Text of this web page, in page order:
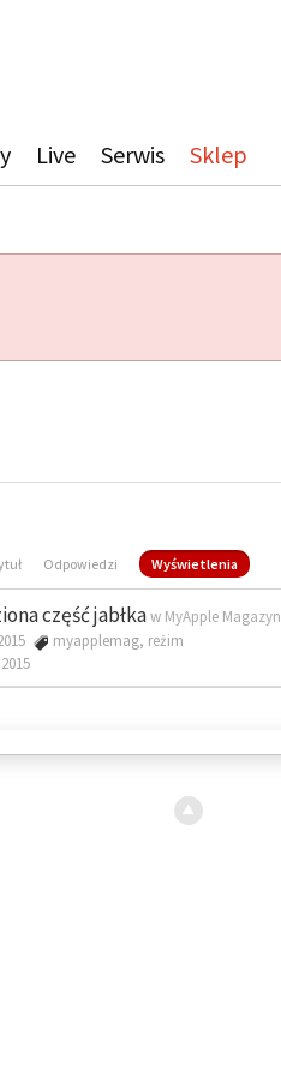
Live Serwis Sklep
Odpowiedzi Wyświetlenia
część jabłkaw MyApple Magazyn
myapplemag, reżim